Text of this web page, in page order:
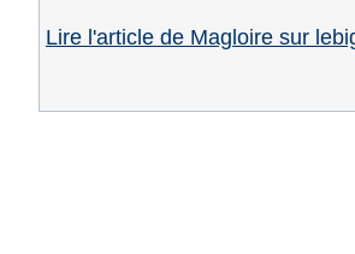
Lire l'article de Magloire sur